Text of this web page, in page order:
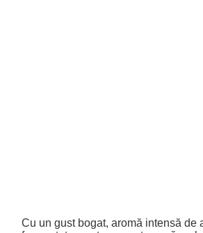
Cu un gust bogat, aromă intensă de